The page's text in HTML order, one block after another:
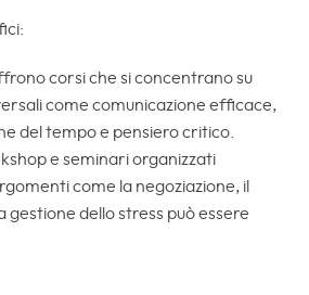
corsi che si concentrano su
come comunicazione efficace,
del tempo e pensiero critico.
e seminari organizzati
come la negoziazione, il
gestione dello stress può essere